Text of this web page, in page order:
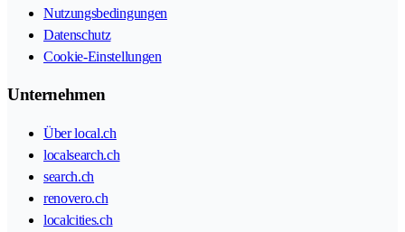
Nutzungsbedingungen
Datenschutz
Cookie-Einstellungen
Unternehmen
Über local.ch
localsearch.ch
search.ch
renovero.ch
localcities.ch